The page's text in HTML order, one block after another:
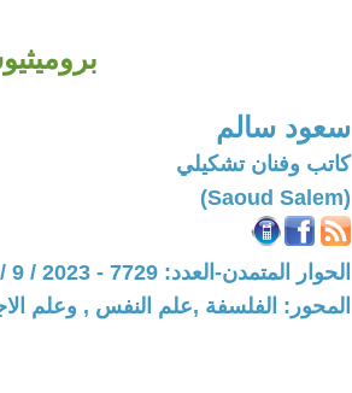
سعود سالم
كاتب وفنان تشكيلي
(Saoud Salem)
الحوار المتمدن-العدد: 7729 - 2023 / 9 / 9 - 13:01
المحور: الفلسفة ,علم النفس , وعلم